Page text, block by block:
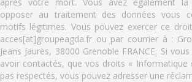
opposer au traitement des données vous
motifs légitimes. Vous pouvez exercer ce
acces[at]groupeagda.fr ou par courrier à :
Jeans Jaurès, 38000 Grenoble FRANCE. Si
avoir contactés, que vos droits « Informatique
pas respectés, vous pouvez adresser une